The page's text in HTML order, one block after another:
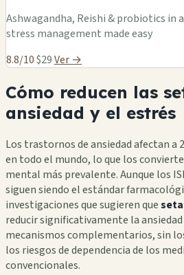
Ashwagandha, Reishi & probiotics in
stress management made easy
8.8/10$29Ver →
Cómo reducen las
ansiedad y el estrés
Los trastornos de ansiedad afectan a
en todo el mundo, lo que los
mental más prevalente. Aunque los
siguen siendo el estándar
investigaciones que sugieren que
reducir significativamente la
mecanismos complementarios, sin
los riesgos de dependencia de los
convencionales.